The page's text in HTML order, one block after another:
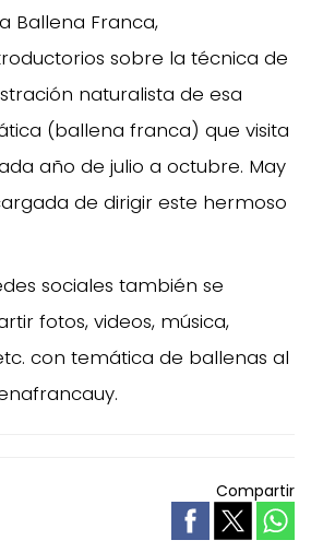
Ballena Franca,
sobre la técnica de
naturalista de esa
(ballena franca) que visita
año de julio a octubre. May
de dirigir este hermoso
sociales también se
fotos, videos, música,
con temática de ballenas al
Compartir